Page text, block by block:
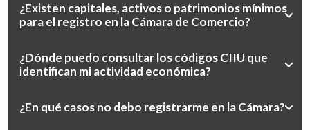
¿Existen capitales, activos o patrimonios mínimos
para el registro en la Cámara de Comercio?
¿Dónde puedo consultar los códigos CIIU que
identifican mi actividad económica?
¿En qué casos no debo registrarme en la Cámara?